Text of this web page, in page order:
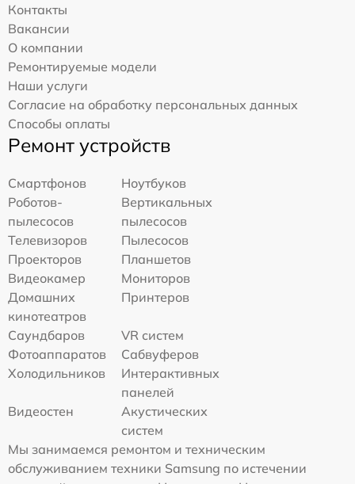
Контакты
Вакансии
О компании
Ремонтируемые модели
Наши услуги
Согласие на обработку персональных данных
Способы оплаты
Ремонт устройств
Смартфонов
Ноутбуков
Роботов-
пылесосов
Вертикальных
пылесосов
Телевизоров
Пылесосов
Проекторов
Планшетов
Видеокамер
Мониторов
Домашних
кинотеатров
Принтеров
Саундбаров
VR систем
Фотоаппаратов
Сабвуферов
Холодильников
Интерактивных
панелей
Видеостен
Акустических
систем
Мы занимаемся ремонтом и техническим
обслуживанием техники Samsung по истечении